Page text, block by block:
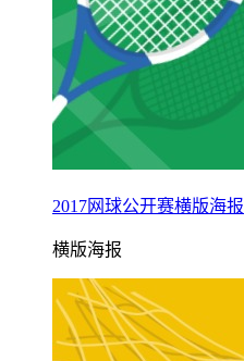
2017网球公开赛横版海报
横版海报